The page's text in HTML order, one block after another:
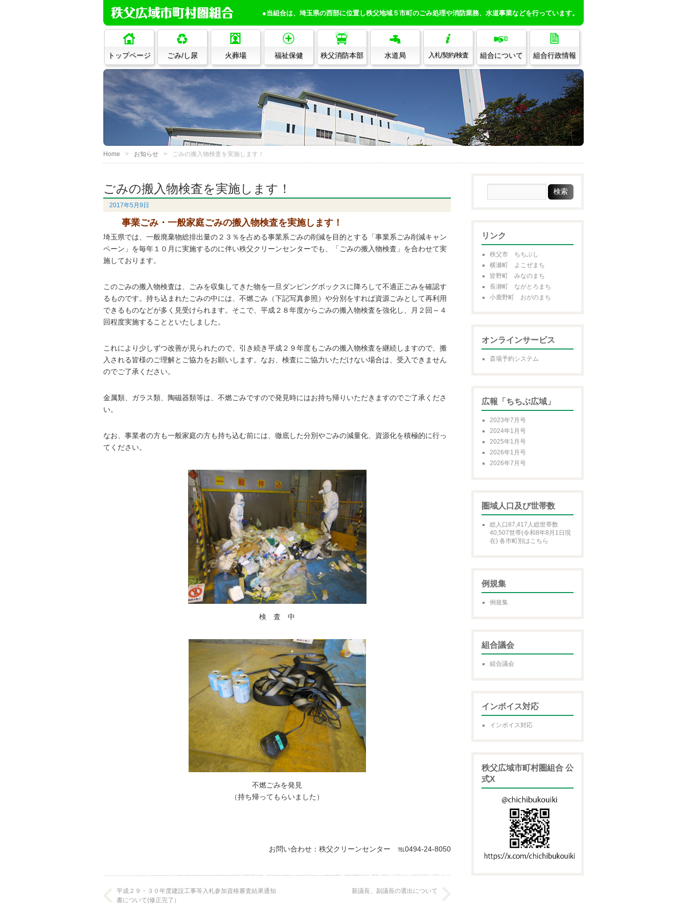
●当組合は、埼玉県の西部に位置し秩父地域５市町のごみ処理や消防業務、水道事業などを行っています。
トップページ ごみ/し尿 火葬場 福祉保健 秩父消防本部 水道局 入札/契約/検査 組合について 組合行政情報
Home お知らせ ごみの搬入物検査を実施します！
ごみの搬入物検査を実施します！
2017年5月9日
事業ごみ・一般家庭ごみの搬入物検査を実施します！
埼玉県では、一般廃棄物総排出量の２３％を占める事業系ごみの削減を目的とする「事業系ごみ削減キャン
ペーン」を毎年１０月に実施するのに伴い秩父クリーンセンターでも、「ごみの搬入物検査」を合わせて実
施しております。
このごみの搬入物検査は、ごみを収集してきた物を一旦ダンピングボックスに降ろして不適正ごみを確認す
るものです。持ち込まれたごみの中には、不燃ごみ（下記写真参照）や分別をすれば資源ごみとして再利用
できるものなどが多く見受けられます。そこで、平成２８年度からごみの搬入物検査を強化し、月２回～４
回程度実施することといたしました。
これにより少しずつ改善が見られたので、引き続き平成２９年度もごみの搬入物検査を継続しますので、搬
入される皆様のご理解とご協力をお願いします。なお、検査にご協力いただけない場合は、受入できません
のでご了承ください。
金属類、ガラス類、陶磁器類等は、不燃ごみですので発見時にはお持ち帰りいただきますのでご了承くださ
い。
なお、事業者の方も一般家庭の方も持ち込む前には、徹底した分別やごみの減量化、資源化を積極的に行っ
てください。
検 査 中
不燃ごみを発見
（持ち帰ってもらいました）
お問い合わせ：秩父クリーンセンター ℡0494-24-8050
平成２９・３０年度建設工事等入札参加資格審査結果通知
書について(修正完了）
新議長、副議長の選出について
リンク
秩父市 ちちぶし
横瀬町 よこぜまち
皆野町 みなのまち
長瀞町 ながとろまち
小鹿野町 おがのまち
オンラインサービス
斎場予約システム
広報「ちちぶ広域」
2023年7月号
2024年1月号
2025年1月号
2026年1月号
2026年7月号
圏域人口及び世帯数
総人口87,417人総世帯数
40,507世帯(令和8年8月1日現
在) 各市町別はこちら
例規集
例規集
組合議会
組合議会
インボイス対応
インボイス対応
秩父広域市町村圏組合 公
式X